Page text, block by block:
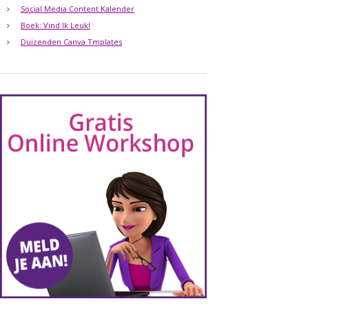
Social Media Content Kalender
Boek: Vind Ik Leuk!
Duizenden Canva Tmplates